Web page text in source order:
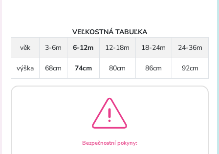
VEĽKOSTNÁ TABUĽKA
věk
3-6m 6-12m 12-18m 18-24m 24-36m
výška 68cm 74cm 80cm 86cm 92cm
Bezpečnostní pokyny: